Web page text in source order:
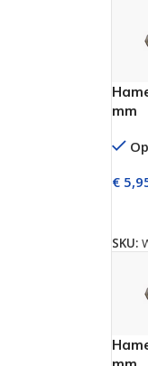
mm
€
SKU: